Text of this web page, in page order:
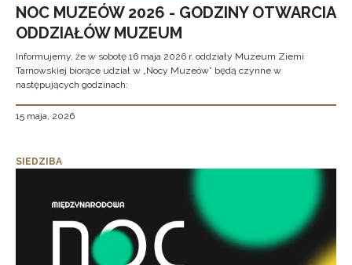
NOC MUZEÓW 2026 - GODZINY OTWARCIA
ODDZIAŁÓW MUZEUM
Informujemy, że w sobotę 16 maja 2026 r. oddziały Muzeum Ziemi
Tarnowskiej biorące udział w „Nocy Muzeów” będą czynne w
następujących godzinach:
15 maja, 2026
SIEDZIBA